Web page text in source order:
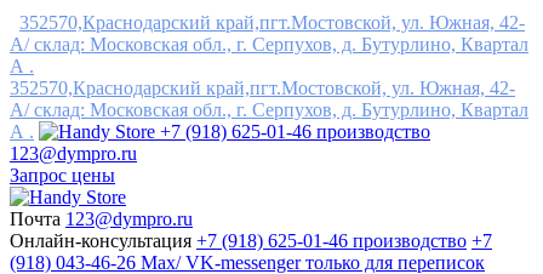
352570,Краснодарский край,пгт.Мостовской, ул. Южная, 42-
А/ склад: Московская обл., г. Серпухов, д. Бутурлино, Квартал
А .
352570,Краснодарский край,пгт.Мостовской, ул. Южная, 42-
А/ склад: Московская обл., г. Серпухов, д. Бутурлино, Квартал
А .
+7 (918) 625-01-46 производство
123@dympro.ru
Запрос цены
Почта 123@dympro.ru
Онлайн-консультация +7 (918) 625-01-46 производство +7
(918) 043-46-26 Max/ VK-messenger только для переписок